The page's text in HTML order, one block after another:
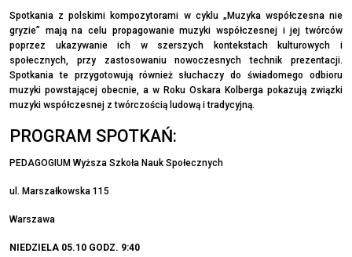
Spotkania z polskimi kompozytorami w cyklu „Muzyka współczesna nie
gryzie” mają na celu propagowanie muzyki współczesnej i jej twórców
poprzez ukazywanie ich w szerszych kontekstach kulturowych i
społecznych, przy zastosowaniu nowoczesnych technik prezentacji.
Spotkania te przygotowują również słuchaczy do świadomego odbioru
muzyki powstającej obecnie, a w Roku Oskara Kolberga pokazują związki
muzyki współczesnej z twórczością ludową i tradycyjną.
PROGRAM SPOTKAŃ:
PEDAGOGIUM Wyższa Szkoła Nauk Społecznych
ul. Marszałkowska 115
Warszawa
NIEDZIELA 05.10 GODZ. 9:40